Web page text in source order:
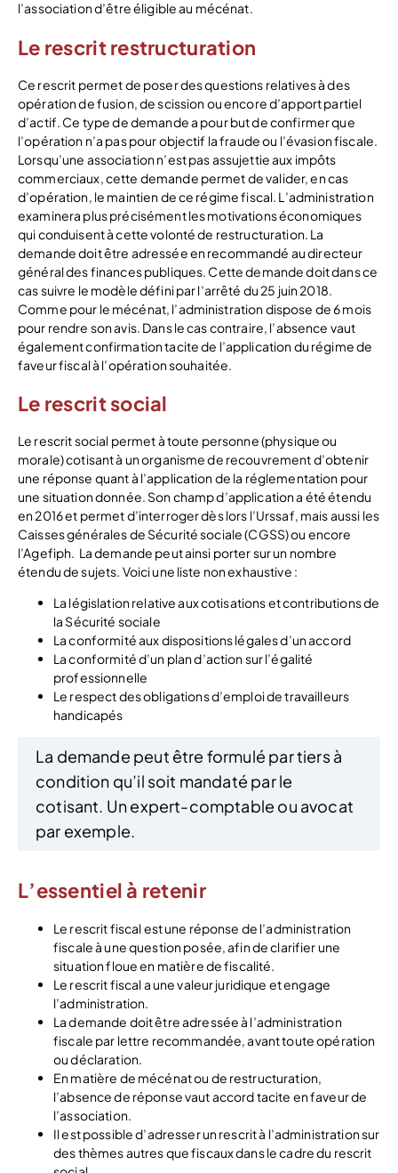
l’association d’être éligible au mécénat.
Le rescrit restructuration
Ce rescrit permet de poser des questions relatives à des
opération de fusion, de scission ou encore d’apport partiel
d’actif. Ce type de demande a pour but de confirmer que
l’opération n’a pas pour objectif la fraude ou l’évasion fiscale.
Lorsqu’une association n’est pas assujettie aux impôts
commerciaux, cette demande permet de valider, en cas
d’opération, le maintien de ce régime fiscal. L’administration
examinera plus précisément les motivations économiques
qui conduisent à cette volonté de restructuration. La
demande doit être adressée en recommandé au directeur
général des finances publiques. Cette demande doit dans ce
cas suivre le modèle défini par l’arrêté du 25 juin 2018.
Comme pour le mécénat, l’administration dispose de 6 mois
pour rendre son avis. Dans le cas contraire, l’absence vaut
également confirmation tacite de l’application du régime de
faveur fiscal à l’opération souhaitée.
Le rescrit social
Le rescrit social permet à toute personne (physique ou
morale) cotisant à un organisme de recouvrement d’obtenir
une réponse quant à l’application de la réglementation pour
une situation donnée. Son champ d’application a été étendu
en 2016 et permet d’interroger dès lors l’Urssaf, mais aussi les
Caisses générales de Sécurité sociale (CGSS) ou encore
l’Agefiph. La demande peut ainsi porter sur un nombre
étendu de sujets. Voici une liste non exhaustive :
La législation relative aux cotisations et contributions de
la Sécurité sociale
La conformité aux dispositions légales d’un accord
La conformité d’un plan d’action sur l’égalité
professionnelle
Le respect des obligations d’emploi de travailleurs
handicapés
La demande peut être formulé par tiers à
condition qu’il soit mandaté par le
cotisant. Un expert-comptable ou avocat
par exemple.
L’essentiel à retenir
Le rescrit fiscal est une réponse de l’administration
fiscale à une question posée, afin de clarifier une
situation floue en matière de fiscalité.
Le rescrit fiscal a une valeur juridique et engage
l’administration.
La demande doit être adressée à l’administration
fiscale par lettre recommandée, avant toute opération
ou déclaration.
En matière de mécénat ou de restructuration,
l’absence de réponse vaut accord tacite en faveur de
l’association.
Il est possible d’adresser un rescrit à l’administration sur
des thèmes autres que fiscaux dans le cadre du rescrit